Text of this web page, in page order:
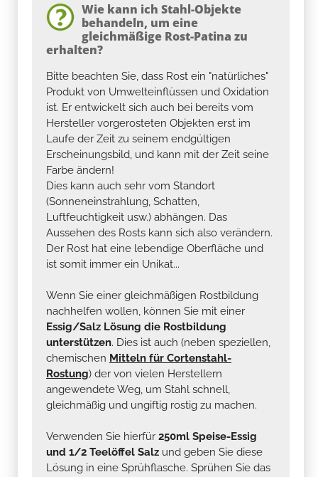
Wie kann ich Stahl-Objekte
behandeln, um eine
gleichmäßige Rost-Patina zu
erhalten?
Bitte beachten Sie, dass Rost ein "natürliches"
Produkt von Umwelteinflüssen und Oxidation
ist. Er entwickelt sich auch bei bereits vom
Hersteller vorgerosteten Objekten erst im
Laufe der Zeit zu seinem endgültigen
Erscheinungsbild, und kann mit der Zeit seine
Farbe ändern!
Dies kann auch sehr vom Standort
(Sonneneinstrahlung, Schatten,
Luftfeuchtigkeit usw.) abhängen. Das
Aussehen des Rosts kann sich also verändern.
Der Rost hat eine lebendige Oberfläche und
ist somit immer ein Unikat...
Wenn Sie einer gleichmäßigen Rostbildung
nachhelfen wollen, können Sie mit einer
Essig/Salz Lösung die Rostbildung
unterstützen. Dies ist auch (neben speziellen,
chemischen Mitteln für Cortenstahl-
Rostung) der von vielen Herstellern
angewendete Weg, um Stahl schnell,
gleichmäßig und ungiftig rostig zu machen.
Verwenden Sie hierfür 250ml Speise-Essig
und 1/2 Teelöffel Salz und geben Sie diese
Lösung in eine Sprühflasche. Sprühen Sie das